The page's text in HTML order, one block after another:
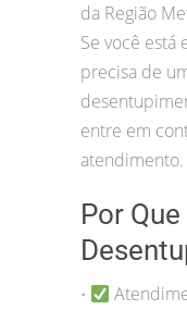
da Região
Se você está
precisa de
entre em
atendimento.
Por
•